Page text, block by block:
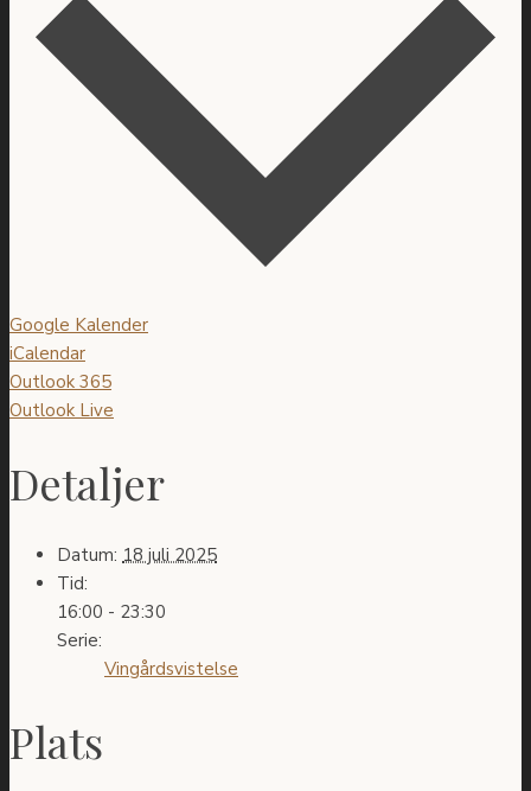
Google Kalender
iCalendar
Outlook 365
Outlook Live
Detaljer
Datum: 18 juli 2025
Tid:
16:00 - 23:30
Serie:
Vingårdsvistelse
Plats